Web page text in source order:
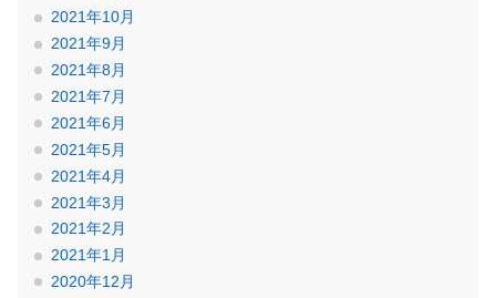
2021年10月
2021年9月
2021年8月
2021年7月
2021年6月
2021年5月
2021年4月
2021年3月
2021年2月
2021年1月
2020年12月